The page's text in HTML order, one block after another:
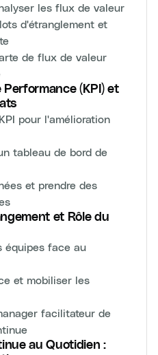
les flux de valeur
d'étranglement et
de flux de valeur
(KPI) et
pour l'amélioration
tableau de bord de
et prendre des
et Rôle du
équipes face au
et mobiliser les
facilitateur de
au Quotidien :